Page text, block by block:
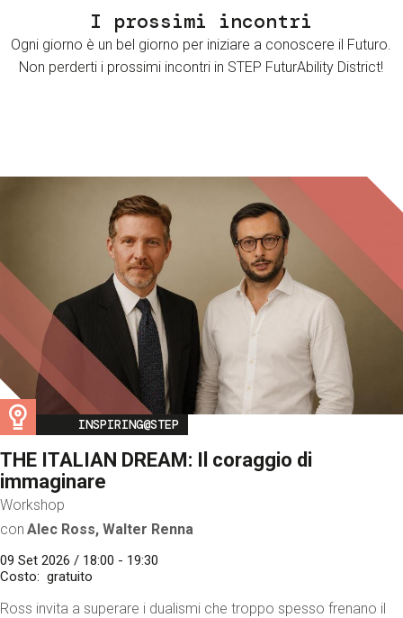
I prossimi incontri
Ogni giorno è un bel giorno per iniziare a conoscere il Futuro.
Non perderti i prossimi incontri in STEP FuturAbility District!
Image
INSPIRING@STEP
THE ITALIAN DREAM: Il coraggio di
immaginare
Workshop
con Alec Ross, Walter Renna
09 Set 2026 / 18:00 - 19:30
Costo
gratuito
Ross invita a superare i dualismi che troppo spesso frenano il